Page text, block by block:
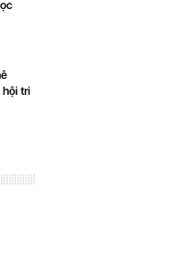
hội tri